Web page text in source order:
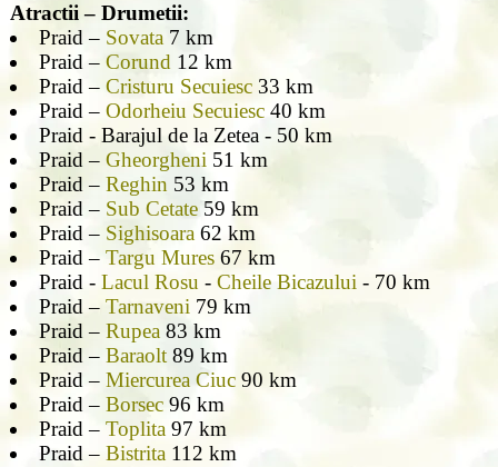
Atractii – Drumetii:
Praid – Sovata7 km
Praid – Corund12 km
Praid – Cristuru Secuiesc33 km
Praid – Odorheiu Secuiesc40 km
Praid - Barajul de la Zetea - 50 km
Praid – Gheorgheni51 km
Praid – Reghin 53 km
Praid – Sub Cetate59 km
Praid – Sighisoara62 km
Praid – Targu Mures67 km
Praid - Lacul Rosu - Cheile Bicazului- 70 km
Praid – Tarnaveni79 km
Praid – Rupea83 km
Praid – Baraolt89 km
Praid – Miercurea Ciuc90 km
Praid – Borsec96 km
Praid – Toplita97 km
Praid – Bistrita112 km